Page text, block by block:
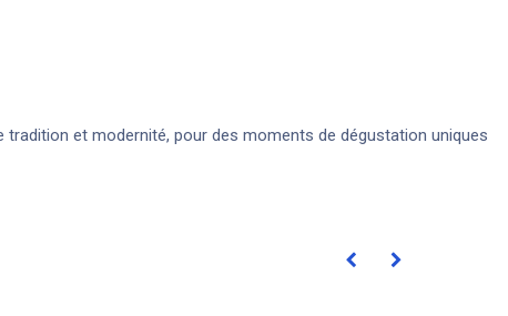
tradition et modernité, pour des moments de dégustation uniques